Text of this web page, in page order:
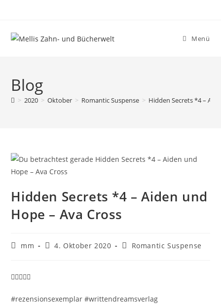
Menü
Blog
> 2020 > Oktober > Romantic Suspense > Hidden Secrets *4 –
Hidden Secrets *4 – Aiden und
Hope – Ava Cross
mm 4. Oktober 2020 Romantic Suspense
#rezensionsexemplar #writtendreamsverlag